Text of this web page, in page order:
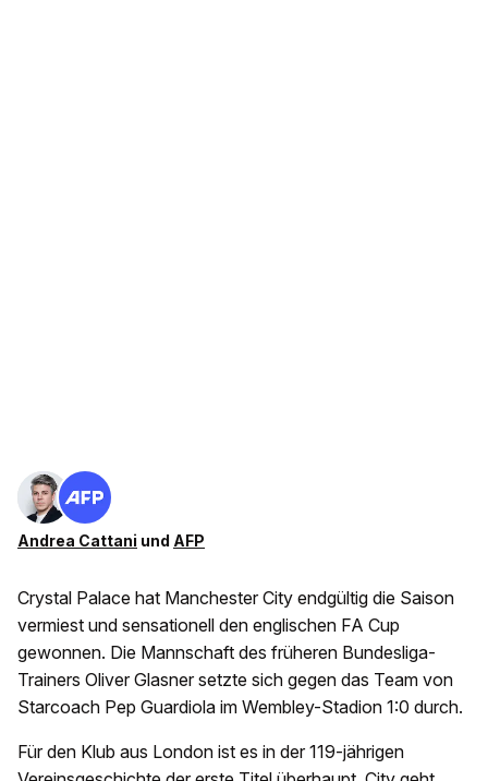
Andrea Cattani und AFP
Crystal Palace hat Manchester City endgültig die Saison
vermiest und sensationell den englischen FA Cup
gewonnen. Die Mannschaft des früheren Bundesliga-
Trainers Oliver Glasner setzte sich gegen das Team von
Starcoach Pep Guardiola im Wembley-Stadion 1:0 durch.
Für den Klub aus London ist es in der 119-jährigen